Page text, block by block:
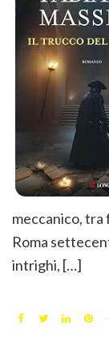
meccanico, tra
Roma
intrighi, […]